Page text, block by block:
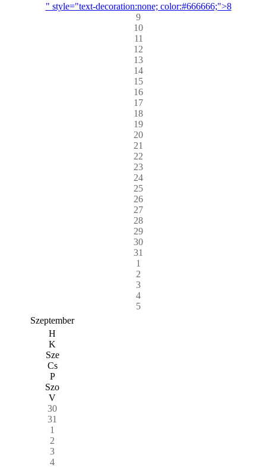
" style="text-decoration:none; color:#666666;">8
9
10
11
12
13
14
15
16
17
18
19
20
21
22
23
24
25
26
27
28
29
30
31
1
2
3
4
5
Szeptember
H
K
Sze
Cs
P
Szo
V
30
31
1
2
3
4